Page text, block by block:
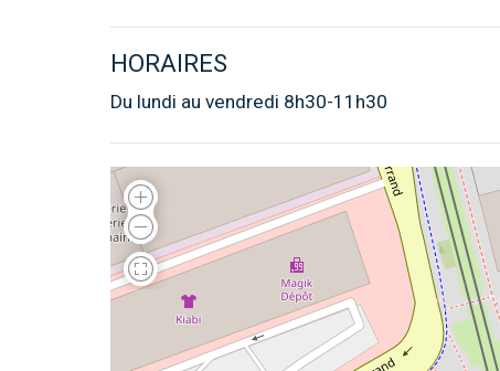
HORAIRES
Du lundi au vendredi 8h30-11h30